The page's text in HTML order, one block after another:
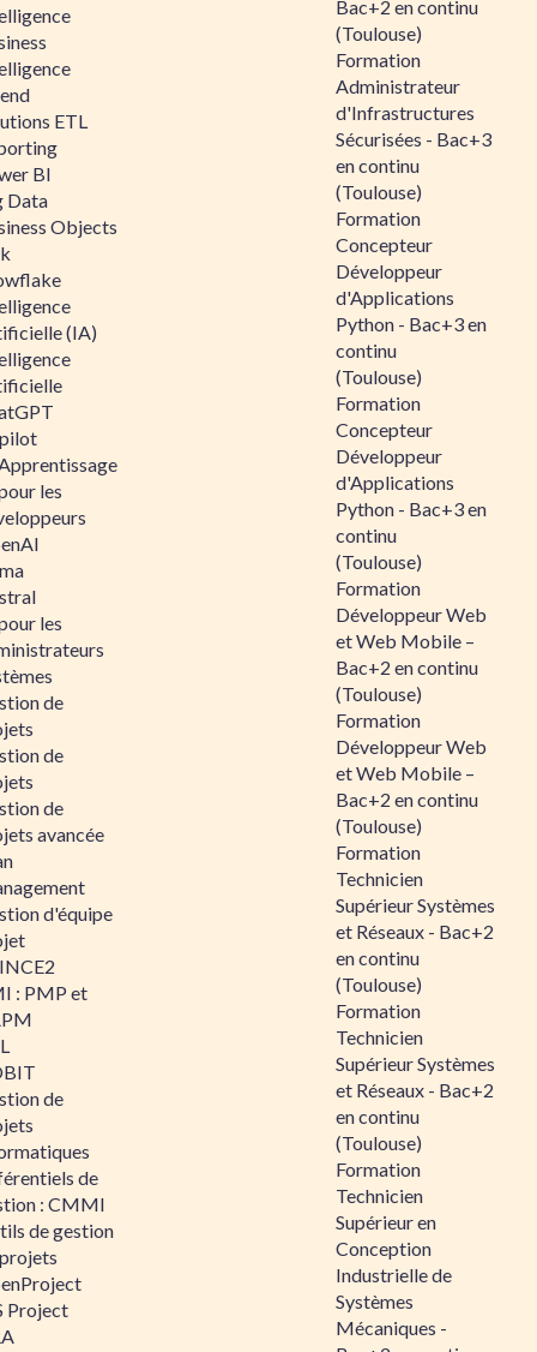
ETL
BI
Data
Objects
(IA)
les
les
de
de
de
avancée
d'équipe
: PMP et
de
de
: CMMI
de gestion
Project
Bac+2 en continu
(Toulouse)
Formation
Administrateur
d'Infrastructures
Sécurisées - Bac+3
en continu
(Toulouse)
Formation
Concepteur
Développeur
d'Applications
Python - Bac+3 en
continu
(Toulouse)
Formation
Concepteur
Développeur
d'Applications
Python - Bac+3 en
continu
(Toulouse)
Formation
Développeur Web
et Web Mobile –
Bac+2 en continu
(Toulouse)
Formation
Développeur Web
et Web Mobile –
Bac+2 en continu
(Toulouse)
Formation
Technicien
Supérieur Systèmes
et Réseaux - Bac+2
en continu
(Toulouse)
Formation
Technicien
Supérieur Systèmes
et Réseaux - Bac+2
en continu
(Toulouse)
Formation
Technicien
Supérieur en
Conception
Industrielle de
Systèmes
Mécaniques -